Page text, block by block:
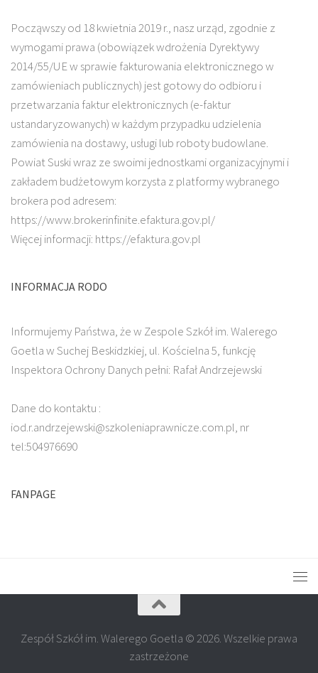
Począwszy od 18 kwietnia 2019 r., nasz urząd, zgodnie z
wymogami prawa (obowiązek wdrożenia Dyrektywy
2014/55/UE w sprawie fakturowania elektronicznego w
zamówieniach publicznych) jest gotowy do odbioru i
przetwarzania faktur elektronicznych (e-faktur
ustandaryzowanych) w każdym przypadku udzielenia
zamówienia na dostawy, usługi lub roboty budowlane.
Powiat Suski wraz ze swoimi jednostkami organizacyjnymi i
zakładem budżetowym korzysta z platformy wybranego
brokera pod adresem:
https://www.brokerinfinite.efaktura.gov.pl/
Więcej informacji: https://efaktura.gov.pl
INFORMACJA RODO
Informujemy Państwa, że w Zespole Szkół im. Walerego
Goetla w Suchej Beskidzkiej, ul. Kościelna 5, funkcję
Inspektora Ochrony Danych pełni: Rafał Andrzejewski
Dane do kontaktu :
iod.r.andrzejewski@szkoleniaprawnicze.com.pl, nr
tel:504976690
FANPAGE
Zespół Szkół im. Walerego Goetla © 2026. Wszelkie prawa
zastrzeżone